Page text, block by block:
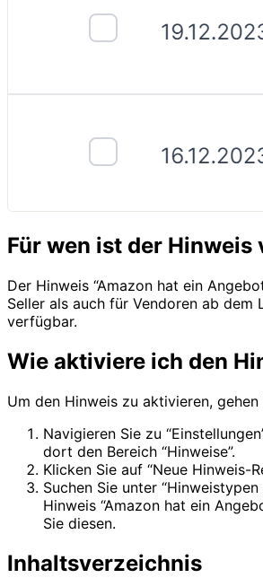
Für wen ist der Hinweis
Der Hinweis “Amazon hat ein
Seller als auch für Vendoren ab dem
verfügbar.
Wie aktiviere ich den
Um den Hinweis zu aktivieren,
Navigieren Sie zu
dort den Bereich “Hinweise”.
Klicken Sie auf “Neue Hinweis-
Suchen Sie unter “Hinweistypen
Hinweis “Amazon hat ein
Sie diesen.
Inhaltsverzeichnis